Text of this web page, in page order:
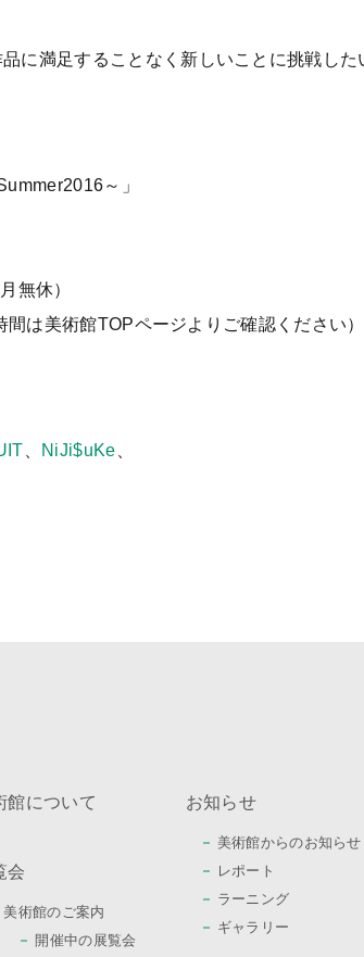
に満足することなく新しいことに挑戦し
～」
無休）
は美術館TOPページよりご確認ください）
NiJi$uKe
館について
会
美術館のご案内
開催中の展覧会
お知らせ
美術館からのお知らせ
レポート
ラーニング
ギャラリー